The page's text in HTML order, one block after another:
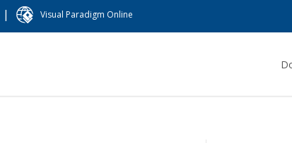
| Visual Paradigm Online